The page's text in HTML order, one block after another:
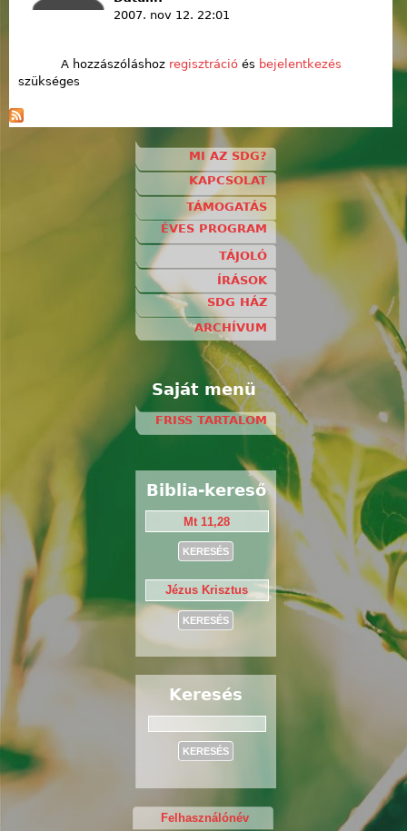
2007. nov 12. 22:01
A hozzászóláshoz regisztrációés bejelentkezés
szükséges
MI AZ SDG?
KAPCSOLAT
TÁMOGATÁS
ÉVES PROGRAM
TÁJOLÓ
ÍRÁSOK
SDG HÁZ
ARCHÍVUM
Saját menü
FRISS TARTALOM
Biblia-kereső
Keresés